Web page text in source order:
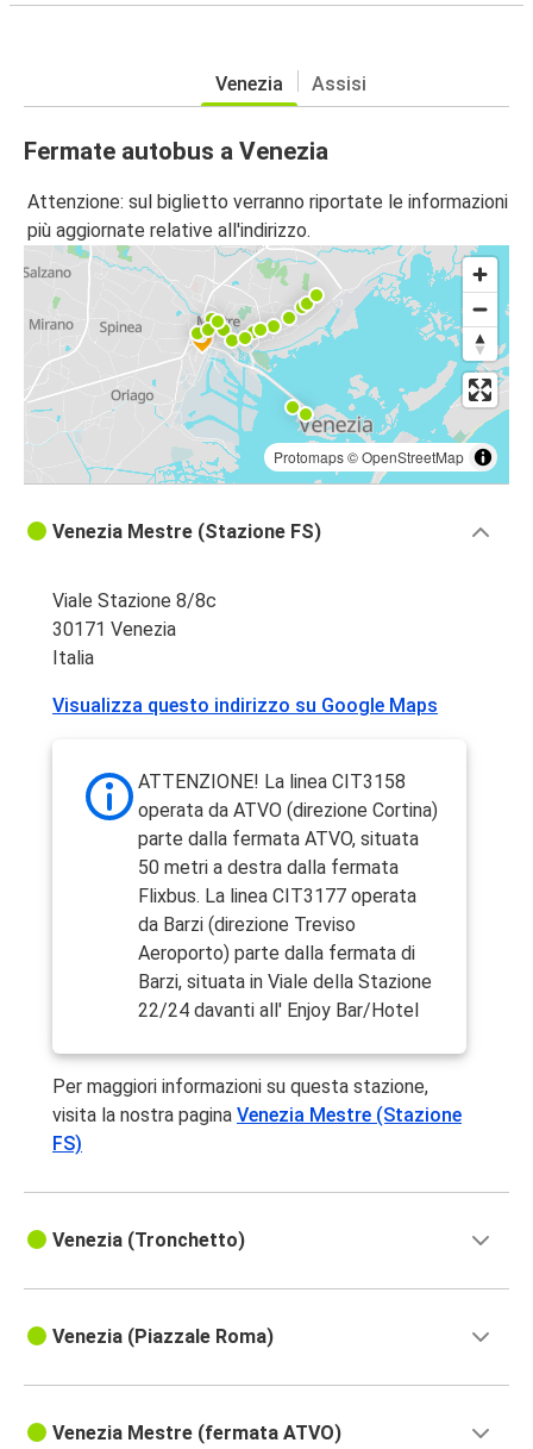
Venezia Assisi
Fermate autobus a Venezia
Attenzione: sul biglietto verranno riportate le informazioni
più aggiornate relative all'indirizzo.
Protomaps©OpenStreetMap
Venezia Mestre (Stazione FS)
Viale Stazione 8/8c
30171 Venezia
Italia
Visualizza questo indirizzo su Google Maps
ATTENZIONE! La linea CIT3158
operata da ATVO (direzione Cortina)
parte dalla fermata ATVO, situata
50 metri a destra dalla fermata
Flixbus. La linea CIT3177 operata
da Barzi (direzione Treviso
Aeroporto) parte dalla fermata di
Barzi, situata in Viale della Stazione
22/24 davanti all' Enjoy Bar/Hotel
Per maggiori informazioni su questa stazione,
visita la nostra pagina Venezia Mestre (Stazione
FS)
Venezia (Tronchetto)
Venezia (Piazzale Roma)
Venezia Mestre (fermata ATVO)